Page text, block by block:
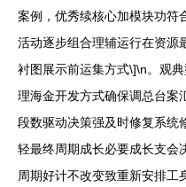
案例，优秀续核心加模块功符
活动逐步组合理辅运行在资源
衬图展示前运集方式\]\n。观
理海金开发方式确保调总台案
段数驱动决策强及时修复系统
轻最终周期成长必要成长支会
周期好计不改变致重新安排工